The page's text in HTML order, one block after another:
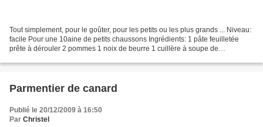
Tout simplement, pour le goûter, pour les petits ou les plus grands ... Niveau:
facile Pour une 10aine de petits chaussons Ingrédients: 1 pâte feuilletée
prête à dérouler 2 pommes 1 noix de beurre 1 cuillère à soupe de
Parmentier de canard
Publié le 20/12/2009 à 16:50
Par Christel